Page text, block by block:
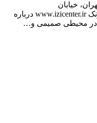
خیابان
ولیعصر(عج)،نرسیده به میدان ونک www.izicenter.ir درباره
در محیطی صمیمی و…